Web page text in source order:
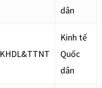
dân
KHDL&TTNT
Kinh tế
Quốc
dân